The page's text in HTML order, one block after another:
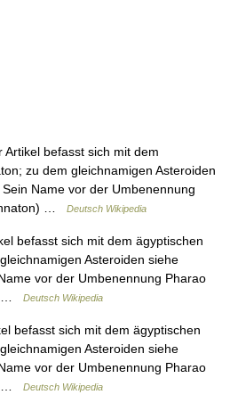
befasst sich mit dem
zu dem gleichnamigen Asteroiden
Name vor der Umbenennung
…
Deutsch Wikipedia
befasst sich mit dem ägyptischen
Asteroiden siehe
vor der Umbenennung Pharao
…
Deutsch Wikipedia
befasst sich mit dem ägyptischen
Asteroiden siehe
vor der Umbenennung Pharao
…
Deutsch Wikipedia